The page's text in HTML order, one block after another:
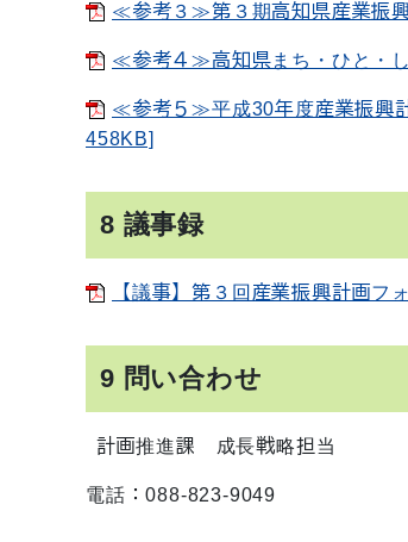
≪参考３≫第３期高知県産業振
≪参考４≫高知県まち・ひと・
≪参考５≫平成30年度産業振興
458KB]
8 議事録
【議事】第３回産業振興計画フ
9 問い合わせ
計画推進課 成長戦略担当
電話：088-823-9049